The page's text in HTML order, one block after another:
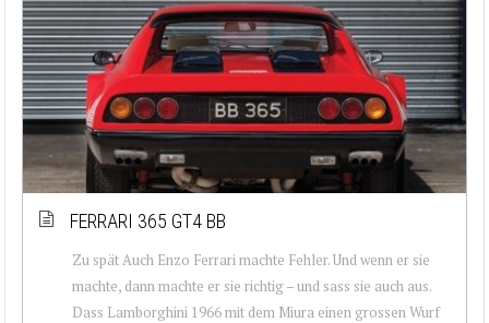
FERRARI 365 GT4 BB
Zu spät Auch Enzo Ferrari machte Fehler. Und wenn er sie
machte, dann machte er sie richtig – und sass sie auch aus.
Dass Lamborghini 1966 mit dem Miura einen grossen Wurf